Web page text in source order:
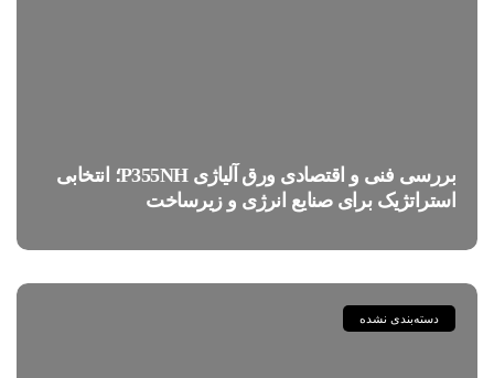
بررسی فنی و اقتصادی ورق آلیاژی P355NH؛ انتخابی
استراتژیک برای صنایع انرژی و زیرساخت
دسته‌بندی نشده